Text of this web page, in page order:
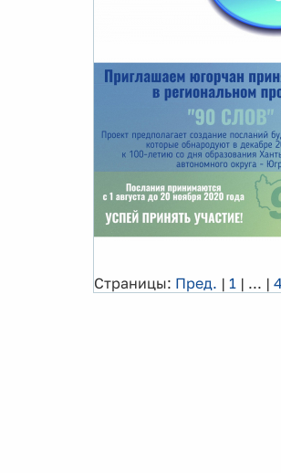
Страницы: Пред. | 1 | ... |